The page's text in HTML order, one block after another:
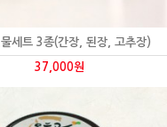
세트 3종(간장, 된장, 고추장)
37,000원